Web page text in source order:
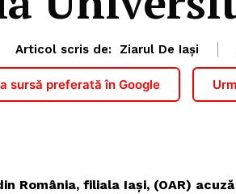
Articol scris de: Ziarul De Iași
sursă preferată în Google
România, filiala Iaşi, (OAR)